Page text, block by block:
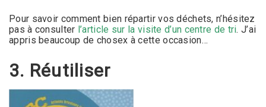
Pour savoir comment bien répartir vos déchets, n’hésitez
pas à consulter l’article sur la visite d’un centre de tri. J’ai
appris beaucoup de chosex à cette occasion…
3. Réutiliser